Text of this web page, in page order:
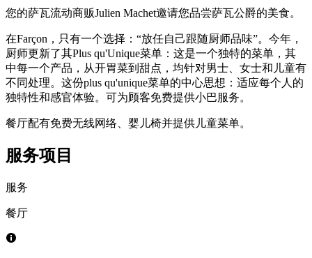
您的萨瓦流动商贩Julien Machet邀请您品尝萨瓦公爵的美食。
在Farçon，只有一个选择：“放任自己跟随厨师品味”。今年，
厨师更新了其Plus qu'Unique菜单：这是一个独特的菜单，其
中每一个产品，从开胃菜到甜点，均针对男士、女士和儿童有
不同处理。这份plus qu'unique菜单的中心思想：适应每个人的
独特性和感官体验。可为顾客免费提供小巴服务。
餐厅配有免费无线网络、婴儿椅并提供儿童菜单。
服务项目
服务
餐厅